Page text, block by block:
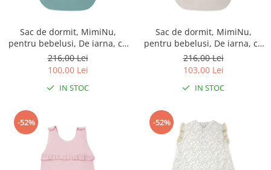
Sac de dormit, MimiNu,
pentru bebelusi, De iarna, cu
volanase, din bumbac, cu
fermoar lateral, cu capse pe
umar, 70 cm, 0 - 6 luni, 2.5
Tog, Colectia Royal, Nepal
216,00 Lei
100,00 Lei
IN STOC
Sac de dormit, MimiNu,
pentru bebelusi, De iarna, cu
volanase, din bumbac, cu
fermoar lateral, cu capse pe
umar, 70 cm, 0 - 6 luni, 2.5
Tog, Colectia Royal, Beige
216,00 Lei
103,00 Lei
IN STOC
-52% -52%